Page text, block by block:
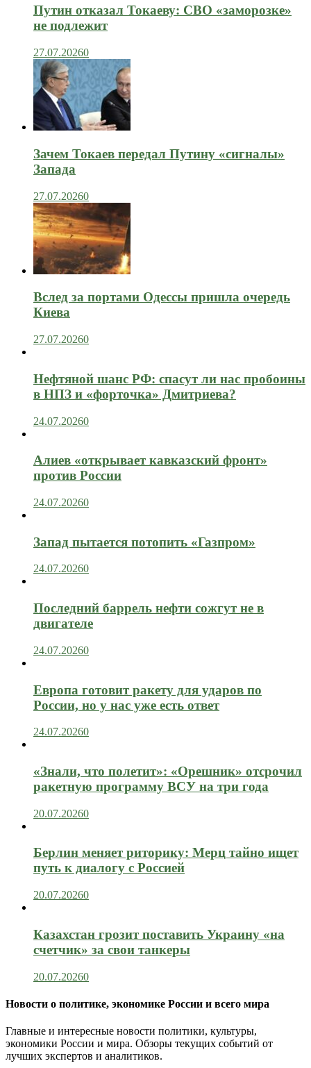
Путин отказал Токаеву: СВО «заморозке»
не подлежит
27.07.20260
Зачем Токаев передал Путину «сигналы»
Запада
27.07.20260
Вслед за портами Одессы пришла очередь
Киева
27.07.20260
Нефтяной шанс РФ: спасут ли нас пробоины
в НПЗ и «форточка» Дмитриева?
24.07.20260
Алиев «открывает кавказский фронт»
против России
24.07.20260
Запад пытается потопить «Газпром»
24.07.20260
Последний баррель нефти сожгут не в
двигателе
24.07.20260
Европа готовит ракету для ударов по
России, но у нас уже есть ответ
24.07.20260
«Знали, что полетит»: «Орешник» отсрочил
ракетную программу ВСУ на три года
20.07.20260
Берлин меняет риторику: Мерц тайно ищет
путь к диалогу с Россией
20.07.20260
Казахстан грозит поставить Украину «на
счетчик» за свои танкеры
20.07.20260
Новости о политике, экономике России и всего мира
Главные и интересные новости политики, культуры,
экономики России и мира. Обзоры текущих событий от
лучших экспертов и аналитиков.